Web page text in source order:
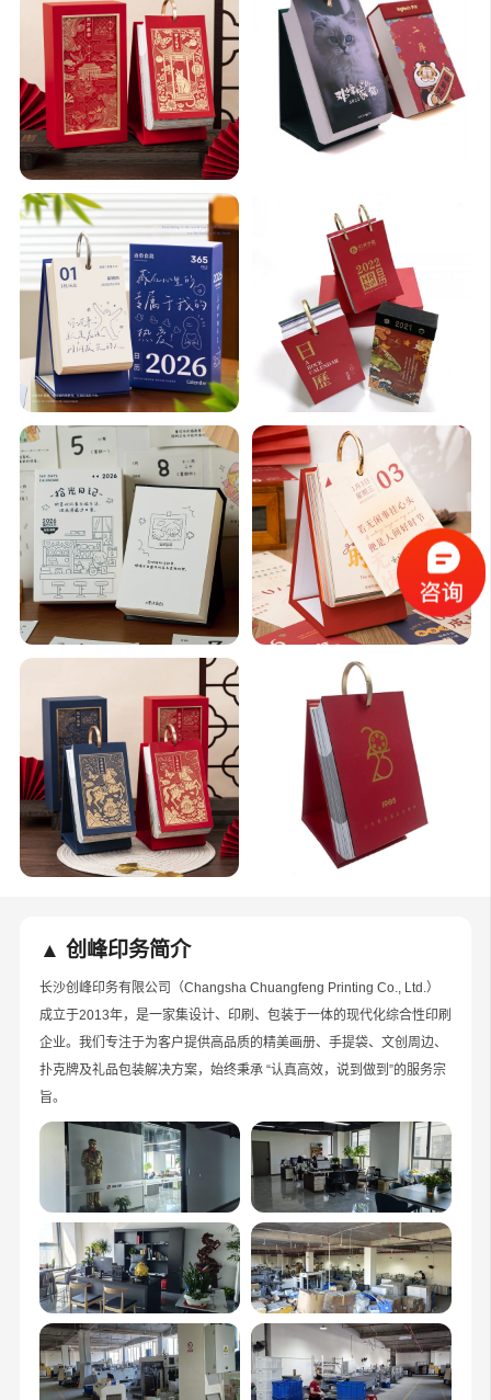
▲ 创峰印务简介
长沙创峰印务有限公司（Changsha Chuangfeng Printing Co., Ltd.）
成立于2013年，是一家集设计、印刷、包装于一体的现代化综合性印刷
企业。我们专注于为客户提供高品质的精美画册、手提袋、文创周边、
扑克牌及礼品包装解决方案，始终秉承 “认真高效，说到做到”的服务宗
旨。